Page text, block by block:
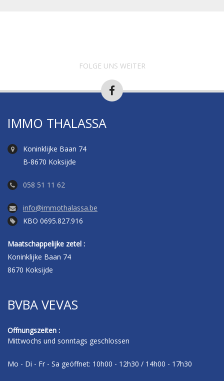
FOLGE UNS WEITER
IMMO THALASSA
Koninklijke Baan 74
B-8670 Koksijde
058 51 11 62
info@immothalassa.be
KBO 0695.827.916
Maatschappelijke zetel :
Koninklijke Baan 74
8670 Koksijde
BVBA VEVAS
Offnungszeiten :
Mittwochs und sonntags geschlossen
Mo - Di - Fr - Sa geöffnet: 10h00 - 12h30 / 14h00 - 17h30